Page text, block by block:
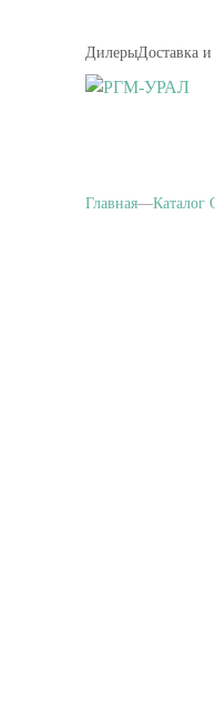
ДилерыДоставка и
Главная Каталог